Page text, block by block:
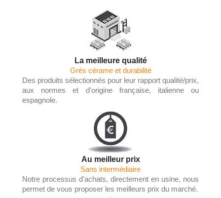
La meilleure qualité
Grés cérame et durabilité
Des produits sélectionnés pour leur rapport qualité/prix,
aux normes et d'origine française, italienne ou
espagnole.
Au meilleur prix
Sans intermédiaire
Notre processus d'achats, directement en usine, nous
permet de vous proposer les meilleurs prix du marché.